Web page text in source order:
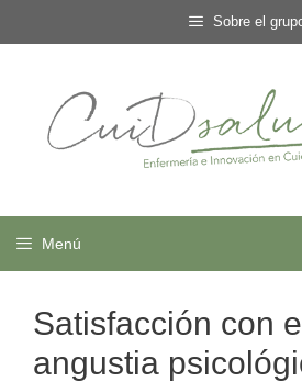
al
Sobre el
Menú
Satisfacción con
angustia